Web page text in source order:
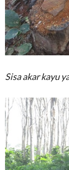
Sisa akar kayu